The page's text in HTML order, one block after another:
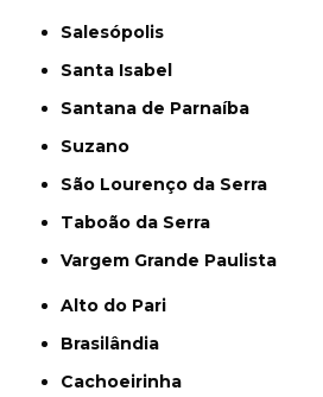
Salesópolis
Santa Isabel
Santana de Parnaíba
Suzano
São Lourenço da Serra
Taboão da Serra
Vargem Grande Paulista
Alto do Pari
Brasilândia
Cachoeirinha